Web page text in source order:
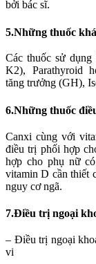
bởi bác sĩ.
5.Những thuốc
Các thuốc sử
K2), Parathyroid
tăng trưởng (GH),
6.Những thuốc
Canxi cùng với
điều trị phối hợp
hợp cho phụ nữ
vitamin D cần thiết
nguy cơ ngã.
7.Điều trị ngoại
– Điều trị ngoại
vi